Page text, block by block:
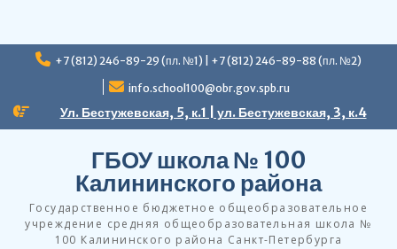
Перейти
+7 (812) 246-89-29 (пл. №1) | +7 (812) 246-89-88 (пл. №2)
info.school100@obr.gov.spb.ru
Ул. Бестужевская, 5, к.1 | ул. Бестужевская, 3, к.4
ГБОУ школа № 100
Калининского района
Государственное бюджетное общеобразовательное
учреждение средняя общеобразовательная школа №
100 Калининского района Санкт-Петербурга